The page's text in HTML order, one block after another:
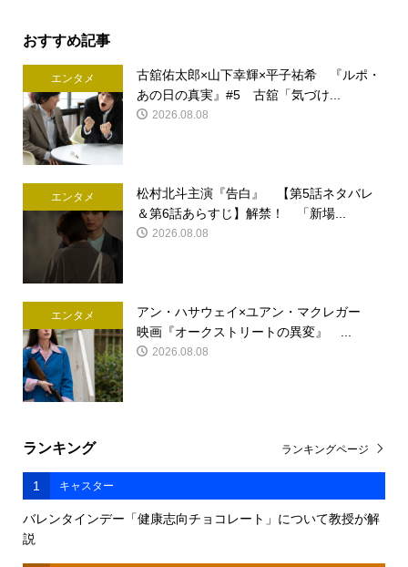
おすすめ記事
エンタメ
古舘佑太郎×山下幸輝×平子祐希 『ルポ・
あの日の真実』#5 古舘「気づけ...
2026.08.08
エンタメ
松村北斗主演『告白』 【第5話ネタバレ
＆第6話あらすじ】解禁！ 「新場...
2026.08.08
エンタメ
アン・ハサウェイ×ユアン・マクレガー
映画『オークストリートの異変』 ...
2026.08.08
ランキング
1 キャスター
バレンタインデー「健康志向チョコレート」について教授が解
説
ランキングページ